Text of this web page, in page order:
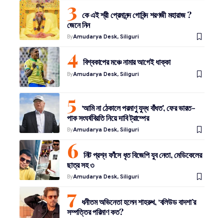
কে এই শ্রী প্রেমানন্দ গোবিন্দ শরণজী মহারাজ ?
জেনে নিন
ByAmudarya Desk, Siliguri
বিশ্বকাপের মঞ্চে নামার আগেই ধাক্কা
ByAmudarya Desk, Siliguri
‘আমি না ঠেকালে পরমাণু যুদ্ধ বাঁধত’, ফের ভারত-
পাক সংঘর্ষবিরতি নিয়ে দাবি ট্রাম্পের
ByAmudarya Desk, Siliguri
নিট প্রশ্ন ফাঁসে ধৃত বিজেপি যুব নেতা, মেডিকেলের
ছাত্র সহ ৩
ByAmudarya Desk, Siliguri
ধনীতম অভিনেতা হলেন শাহরুখ, ‘বলিউড বাদশা’র
সম্পত্তির পরিমাণ কত?